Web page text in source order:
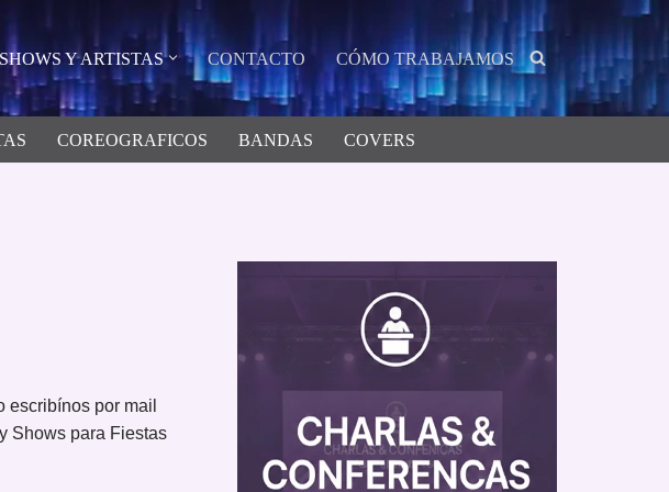
SHOWS Y ARTISTAS CONTACTO CÓMO TRABAJAMOS
COREOGRAFICOS BANDAS COVERS
escribínos por mail
Shows para Fiestas